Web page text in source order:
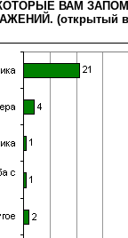
ВАМ
(открытый